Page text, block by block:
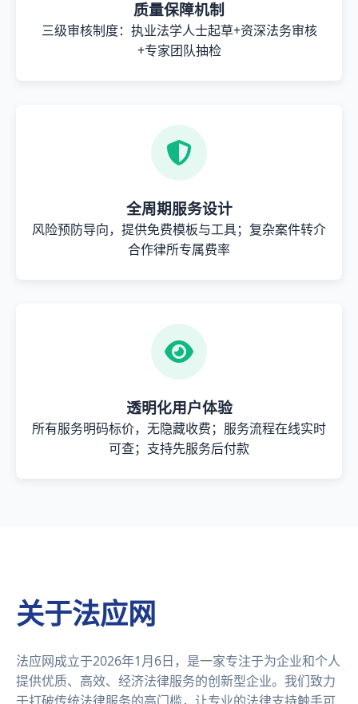
质量保障机制
三级审核制度：执业法学人士起草+资深法务审核
+专家团队抽检
全周期服务设计
风险预防导向，提供免费模板与工具；复杂案件转介
合作律所专属费率
透明化用户体验
所有服务明码标价，无隐藏收费；服务流程在线实时
可查；支持先服务后付款
关于法应网
法应网成立于2026年1月6日，是一家专注于为企业和个人
提供优质、高效、经济法律服务的创新型企业。我们致力